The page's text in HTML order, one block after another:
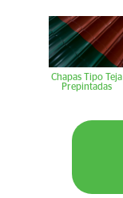
Chapas Tipo Teja
Prepintadas